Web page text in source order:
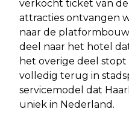
verkocht ticket van
attracties ontvangen
naar de
deel naar het hotel
het overige deel
volledig terug in
servicemodel dat
uniek in Nederland.